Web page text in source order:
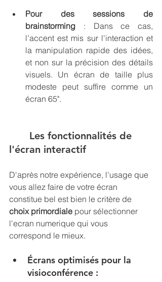
Pour des sessions de
brainstorming : Dans ce cas,
l’accent est mis sur l'interaction et
la manipulation rapide des idées,
et non sur la précision des détails
visuels. Un écran de taille plus
modeste peut suffire comme un
écran 65".
l'écran interactif
D'après notre expérience, l'usage que
vous allez faire de votre écran
constitue bel est bien le critère de
choix primordiale pour sélectionner
l'ecran numerique qui vous
correspond le mieux.
Écrans optimisés pour la
visioconférence :